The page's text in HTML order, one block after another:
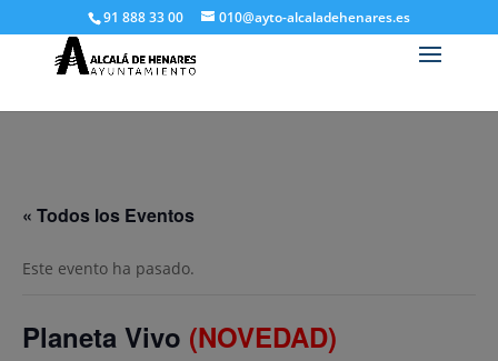
91 888 33 00 010@ayto-alcaladehenares.es
« Todos los Eventos
Este evento ha pasado.
Planeta Vivo (NOVEDAD)